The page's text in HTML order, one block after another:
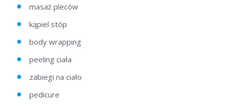
masaż pleców
kąpiel stóp
body wrapping
peeling ciała
zabiegi na ciało
pedicure